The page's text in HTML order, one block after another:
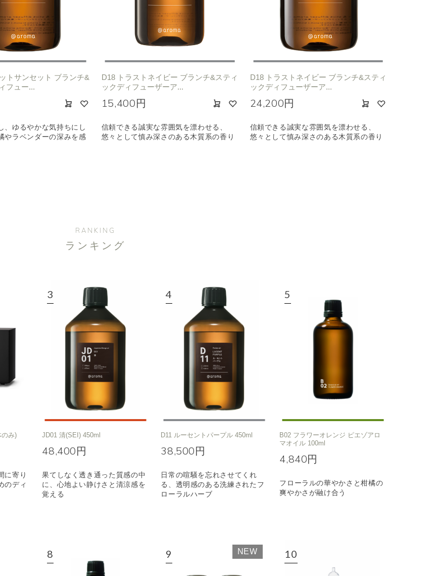
トサンセット ブランチ&
フュー...
、ゆるやかな気持ちにし
やラベンダーの深みを感
D18 トラストネイビー ブランチ&スティ
ックディフューザーア...
15,400円
信頼できる誠実な雰囲気を漂わせる、
悠々として慎み深さのある木質系の香り
D18 トラストネイビー ブランチ&スティ
ックディフューザーア...
24,200円
信頼できる誠実な雰囲気を漂わせる、
悠々として慎み深さのある木質系の香り
RANKING
ランキング
のみ)
に寄り
のディ
JD01 清(SEI) 450ml
48,400円
果てしなく透き通った質感の中
に、心地よい静けさと清涼感を
覚える
D11 ルーセントパープル 450ml
38,500円
日常の喧騒を忘れさせてくれ
る、透明感のある洗練されたフ
ローラルハーブ
B02 フラワーオレンジ ピエゾアロ
マオイル 100ml
4,840円
フローラルの華やかさと柑橘の
爽やかさが融け合う
NEW